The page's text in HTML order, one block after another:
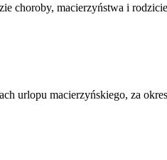
choroby, macierzyństwa i
urlopu macierzyńskiego, za